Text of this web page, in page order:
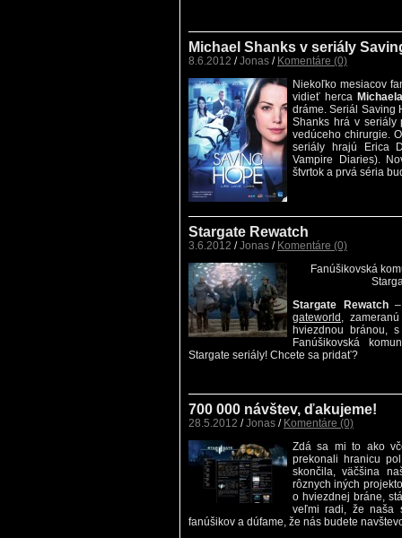
Michael Shanks v seriály
8.6.2012 /Jonas / Komentáre (0)
Niekoľko mesiacov
vidieť herca
dráme. Seriál Saving
Shanks hrá v seriály
vedúceho chirurgie.
seriály hrajú Erica
Vampire Diaries).
štvrtok a prvá séria
Stargate Rewatch
3.6.2012 /Jonas / Komentáre (0)
Fanúšikovská
Stargate Rewatch–
gateworld ,
hviezdnou bránou,
Fanúšikovská
Stargate seriály! Chcete sa pridať?
700 000 návštev, ďakujeme!
28.5.2012 /Jonas / Komentáre (0)
Zdá sa mi to ako
prekonali hranicu
skončila, väčšina
rôznych iných
o hviezdnej bráne,
veľmi radi, že naša
fanúšikov a dúfame, že nás budete